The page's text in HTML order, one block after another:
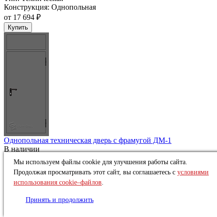
Конструкция: Однопольная
от 17 694 ₽
Купить
Однопольная техническая дверь c фрамугой ДМ-1
В наличии
Тип:
Конструкция: Однопольная
14 883 ₽
Купить
Мы используем файлы cookie для улучшения работы сайта.
Продолжая просматривать этот сайт, вы соглашаетесь с условиями
использования cookie–файлов.
Принять и продолжить